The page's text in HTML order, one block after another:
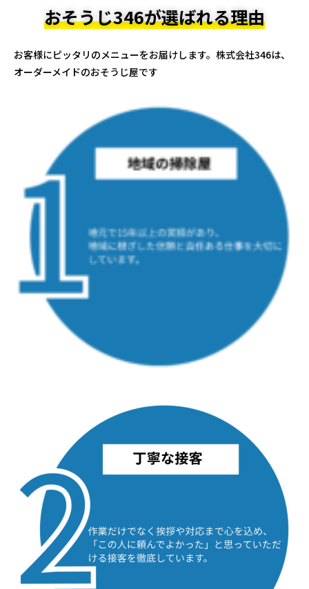
おそうじ346が選ばれる理由
お客様にピッタリのメニューをお届けします。株式会社346は、
オーダーメイドのおそうじ屋です